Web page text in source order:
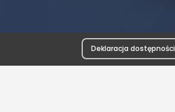
Deklaracja dostępności